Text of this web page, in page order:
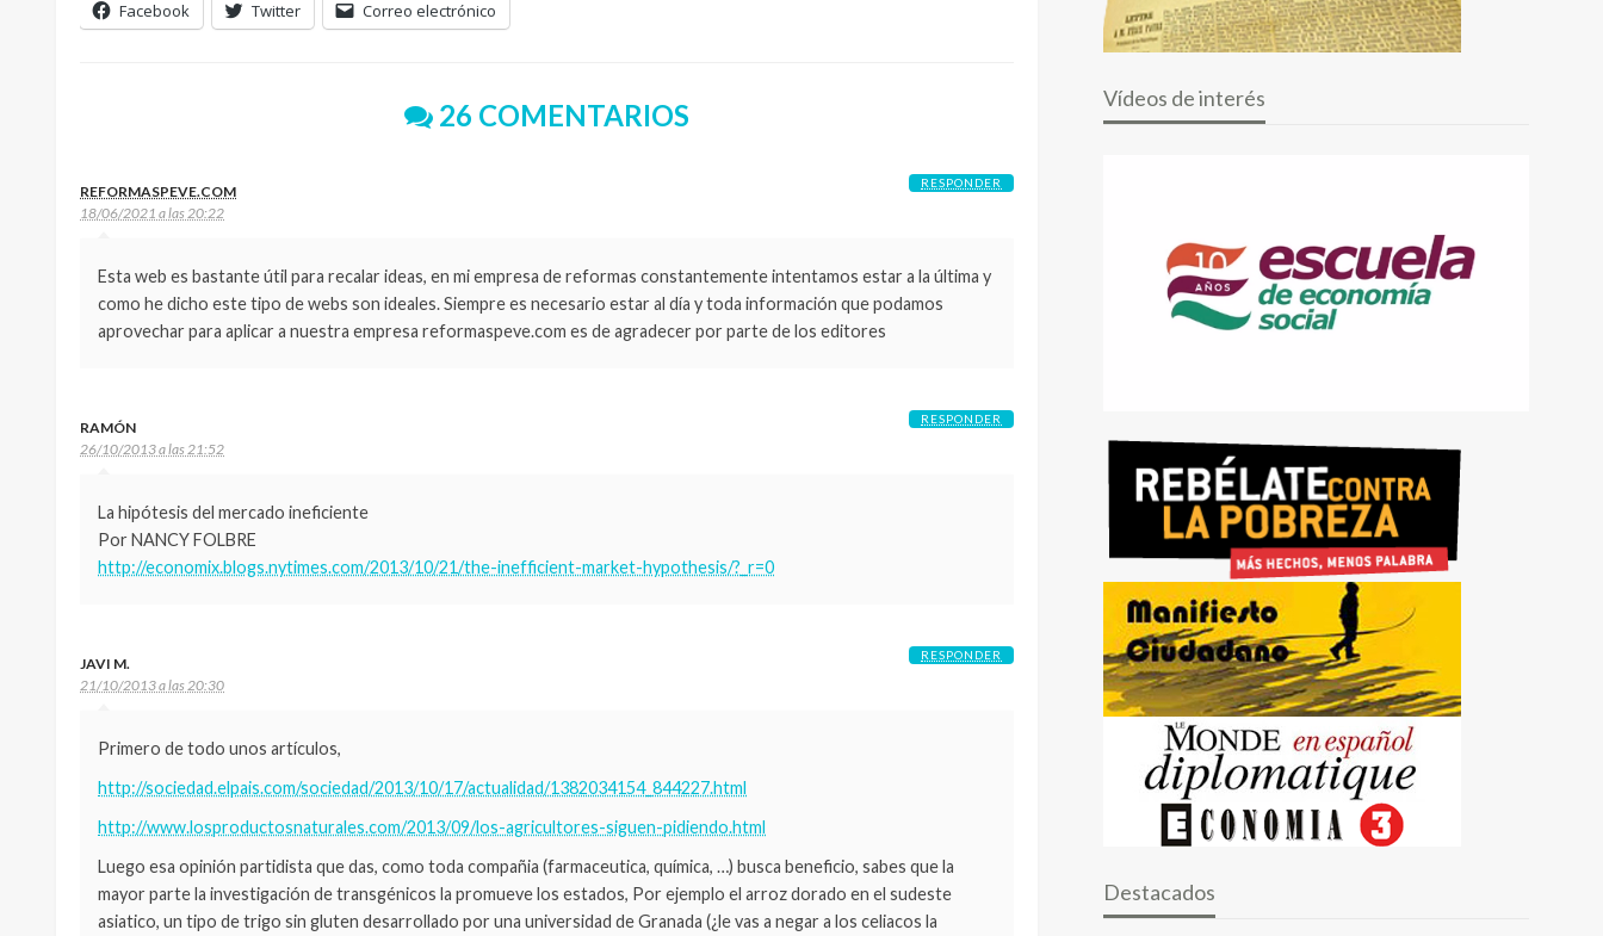
Facebook Twitter Correo electrónico
26 COMENTARIOS
REFORMASPEVE.COM
18/06/2021 a las 20:22
Esta web es bastante útil para recalar ideas, en mi empresa de reformas constantemente intentamos estar a la última y
como he dicho este tipo de webs son ideales. Siempre es necesario estar al día y toda información que podamos
aprovechar para aplicar a nuestra empresa reformaspeve.com es de agradecer por parte de los editores
RESPONDER
RAMÓN
26/10/2013 a las 21:52
La hipótesis del mercado ineficiente
Por NANCY FOLBRE
http://economix.blogs.nytimes.com/2013/10/21/the-inefficient-market-hypothesis/?_r=0
RESPONDER
JAVI M.
21/10/2013 a las 20:30
Primero de todo unos artículos,
http://sociedad.elpais.com/sociedad/2013/10/17/actualidad/1382034154_844227.html
http://www.losproductosnaturales.com/2013/09/los-agricultores-siguen-pidiendo.html
Luego esa opinión partidista que das, como toda compañia (farmaceutica, química, …) busca beneficio, sabes que la
mayor parte la investigación de transgénicos la promueve los estados, Por ejemplo el arroz dorado en el sudeste
asiatico, un tipo de trigo sin gluten desarrollado por una universidad de Granada (¿le vas a negar a los celiacos la
RESPONDER
Vídeos de interés
Destacados